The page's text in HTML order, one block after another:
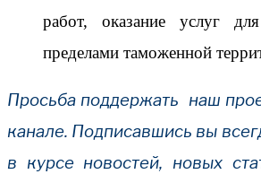
работ, оказание услуг
пределами таможенной
Просьба поддержать наш
канале. Подписавшись вы
в курсе новостей, новых